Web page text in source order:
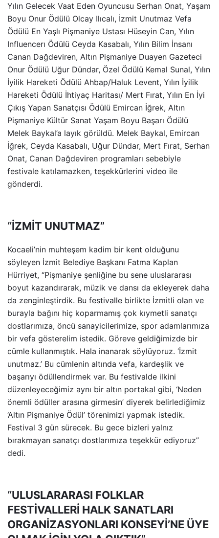
Yılın Gelecek Vaat Eden Oyuncusu Serhan Onat, Yaşam
Boyu Onur Ödülü Olcay Ilıcalı, İzmit Unutmaz Vefa
Ödülü En Yaşlı Pişmaniye Ustası Hüseyin Can, Yılın
Influencerı Ödülü Ceyda Kasabalı, Yılın Bilim İnsanı
Canan Dağdeviren, Altın Pişmaniye Duayen Gazeteci
Onur Ödülü Uğur Dündar, Özel Ödülü Kemal Sunal, Yılın
İyilik Hareketi Ödülü Ahbap/Haluk Levent, Yılın İyilik
Hareketi Ödülü İhtiyaç Haritası/ Mert Fırat, Yılın En İyi
Çıkış Yapan Sanatçısı Ödülü Emircan İğrek, Altın
Pişmaniye Kültür Sanat Yaşam Boyu Başarı Ödülü
Melek Baykal’a layık görüldü. Melek Baykal, Emircan
İğrek, Ceyda Kasabalı, Uğur Dündar, Mert Fırat, Serhan
Onat, Canan Dağdeviren programları sebebiyle
festivale katılamazken, teşekkürlerini video ile
gönderdi.
“İZMİT UNUTMAZ”
Kocaeli’nin muhteşem kadim bir kent olduğunu
söyleyen İzmit Belediye Başkanı Fatma Kaplan
Hürriyet, “Pişmaniye şenliğine bu sene uluslararası
boyut kazandırarak, müzik ve dansı da ekleyerek daha
da zenginleştirdik. Bu festivalle birlikte İzmitli olan ve
burayla bağını hiç koparmamış çok kıymetli sanatçı
dostlarımıza, öncü sanayicilerimize, spor adamlarımıza
bir vefa gösterelim istedik. Göreve geldiğimizde bir
cümle kullanmıştık. Hala inanarak söylüyoruz. ‘İzmit
unutmaz.’ Bu cümlenin altında vefa, kardeşlik ve
başarıyı ödüllendirmek var. Bu festivalde ilkini
düzenleyeceğimiz aynı bir altın portakal gibi, ‘Neden
önemli ödüller arasına girmesin’ diyerek belirlediğimiz
‘Altın Pişmaniye Ödül’ törenimizi yapmak istedik.
Festival 3 gün sürecek. Bu gece bizleri yalnız
bırakmayan sanatçı dostlarımıza teşekkür ediyoruz”
dedi.
“ULUSLARARASI FOLKLAR
FESTİVALLERİ HALK SANATLARI
ORGANİZASYONLARI KONSEYİ’NE ÜYE